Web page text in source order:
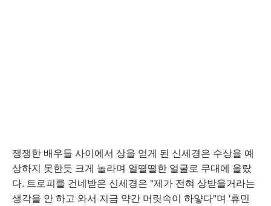
쟁쟁한 배우들 사이에서 상을 얻게 된 신세경은 수상을 예
상하지 못한듯 크게 놀라며 얼떨떨한 얼굴로 무대에 올랐
다. 트로피를 건네받은 신세경은 "제가 전혀 상받을거라는
생각을 안 하고 와서 지금 약간 머릿속이 하얗다"며 '휴민